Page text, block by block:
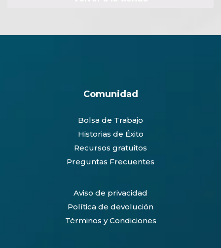
Comunidad
Bolsa de Trabajo
Historias de Éxito
Recursos gratuitos
Preguntas Frecuentes
Aviso de privacidad
Política de devolución
Términos y Condiciones